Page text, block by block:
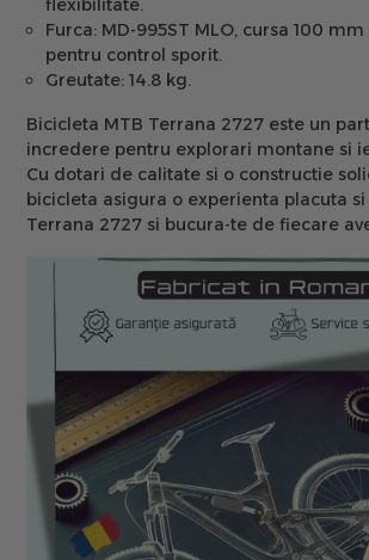
flexibilitate.
Furca: MD-995ST MLO, cursa 100
pentru control sporit.
Greutate: 14.8 kg.
Bicicleta MTB Terrana 2727 este un
incredere pentru explorari montane si
Cu dotari de calitate si o constructie
bicicleta asigura o experienta placuta
Terrana 2727 si bucura-te de fiecare